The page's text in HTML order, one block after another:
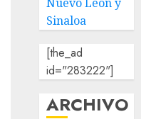
Sinaloa
[the_ad
id="283222"]
ARCHIVO